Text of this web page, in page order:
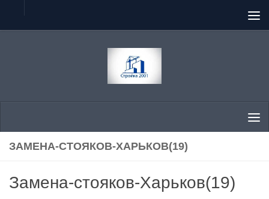
Перейти к содержимому
ЗАМЕНА-СТОЯКОВ-ХАРЬКОВ(19)
Замена-стояков-Харьков(19)